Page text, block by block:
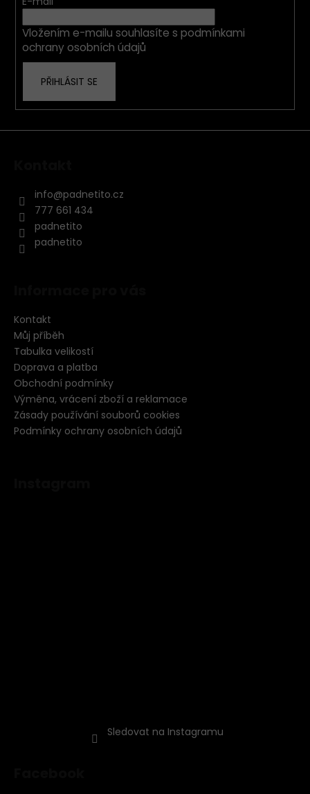
Vložením e-mailu souhlasíte s podmínkami
ochrany osobních údajů
PŘIHLÁSIT SE
info@padnetito.cz
777 661 434
padnetito
padnetito
Kontakt
Můj příběh
Tabulka velikostí
Doprava a platba
Obchodní podmínky
Výměna, vrácení zboží a reklamace
Zásady používání souborů cookies
Podmínky ochrany osobních údajů
Sledovat na Instagramu